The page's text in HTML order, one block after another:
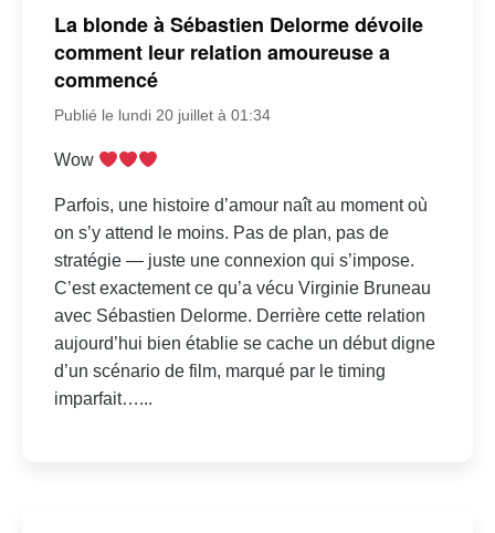
La blonde à Sébastien Delorme dévoile
comment leur relation amoureuse a
commencé
Publié le lundi 20 juillet à 01:34
Wow
Parfois, une histoire d’amour naît au moment où
on s’y attend le moins. Pas de plan, pas de
stratégie — juste une connexion qui s’impose.
C’est exactement ce qu’a vécu Virginie Bruneau
avec Sébastien Delorme. Derrière cette relation
aujourd’hui bien établie se cache un début digne
d’un scénario de film, marqué par le timing
imparfait…...